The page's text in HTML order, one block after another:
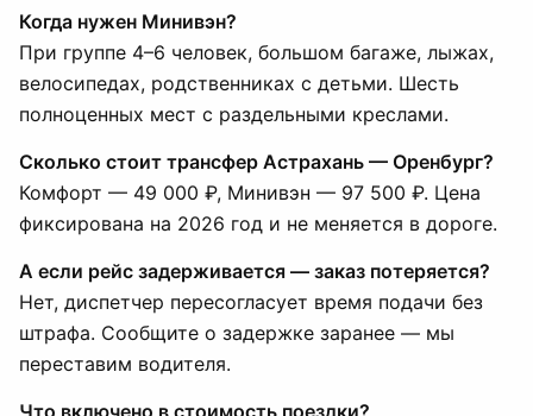
Когда нужен Минивэн?
При группе 4–6 человек, большом багаже, лыжах,
велосипедах, родственниках с детьми. Шесть
полноценных мест с раздельными креслами.
Сколько стоит трансфер Астрахань — Оренбург?
Комфорт — 49 000 ₽, Минивэн — 97 500 ₽. Цена
фиксирована на 2026 год и не меняется в дороге.
А если рейс задерживается — заказ потеряется?
Нет, диспетчер пересогласует время подачи без
штрафа. Сообщите о задержке заранее — мы
переставим водителя.
Что включено в стоимость поездки?